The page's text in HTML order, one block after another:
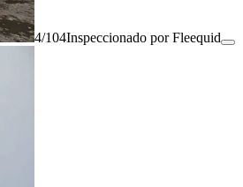
4/104Inspeccionado por Fleequid